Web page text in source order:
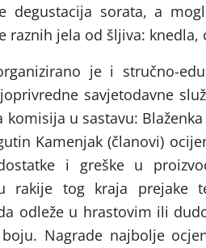
degustacija sorata, a
raznih jela od šljiva:
je i stručno-
savjetodavne
komisija u sastavu:
Kamenjak (članovi)
i greške u
rakije tog kraja prejake
odleže u hrastovim ili
Nagrade najbolje